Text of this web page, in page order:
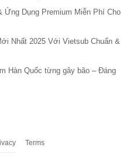
Ứng Dụng Premium Miễn Phí Cho
Nhất 2025 Với Vietsub Chuẩn &
Hàn Quốc từng gây bão – Đáng
Terms